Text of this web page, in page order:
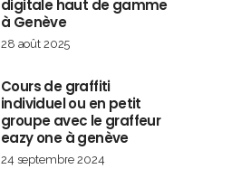
digitale haut de gamme
à Genève
28 août 2025
Cours de graffiti
individuel ou en petit
groupe avec le graffeur
eazy one à genève
24 septembre 2024